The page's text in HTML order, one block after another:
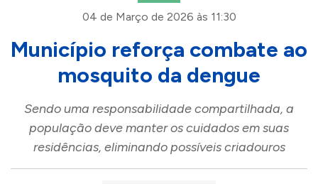
04 de Março de 2026 às 11:30
Município reforça combate ao
mosquito da dengue
Sendo uma responsabilidade compartilhada, a
população deve manter os cuidados em suas
residências, eliminando possíveis criadouros